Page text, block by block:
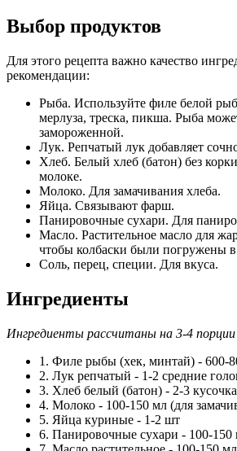
Выбор продуктов
Для этого рецепта важно качество
рекомендации:
Рыба. Используйте филе белой
мерлуза, треска, пикша. Рыба
замороженной.
Лук. Репчатый лук добавляет
Хлеб. Белый хлеб (батон) без
молоке.
Молоко. Для замачивания хлеба.
Яйца. Связывают фарш.
Панировочные сухари. Для
Масло. Растительное масло для
чтобы колбаски были погружены
Соль, перец, специи. Для вкуса.
Ингредиенты
Ингредиенты рассчитаны на 3-4 порции
1. Филе рыбы (хек, минтай) - 600-
2. Лук репчатый - 1-2 средние
3. Хлеб белый (батон) - 2-3
4. Молоко - 100-150 мл (для
5. Яйца куриные - 1-2 шт
6. Панировочные сухари - 100-150